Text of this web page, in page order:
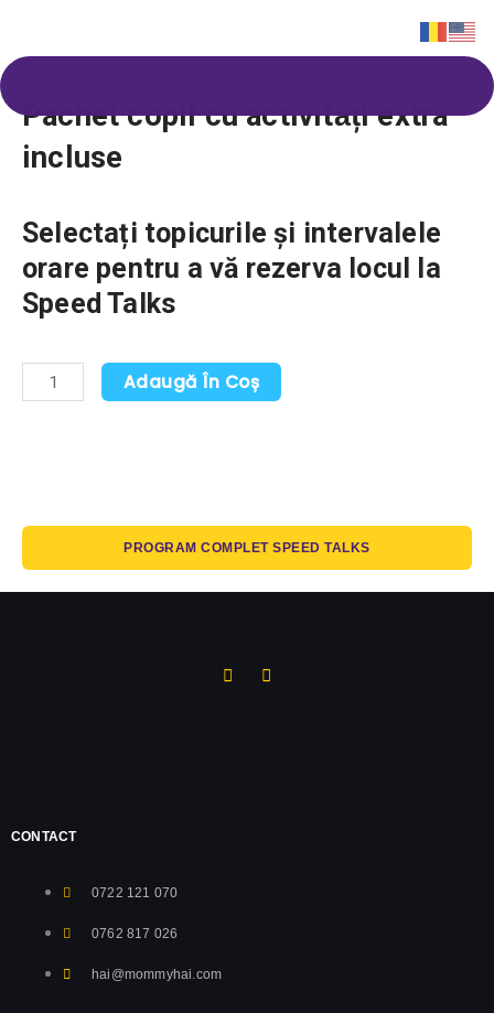
Skip
to
content
PROGRAM COMPLET SPEED TALKS
Pachet copil cu activitǎți extra
incluse
Selectați topicurile și intervalele
orare pentru a vă rezerva locul la
Speed Talks
Cantitate
Pachet
Adaugă În Coș
CONTACT
0722 121 070
0762 817 026
hai@mommyhai.com